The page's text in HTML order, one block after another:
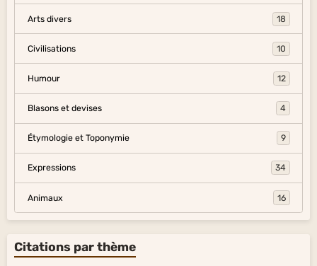
Arts divers 18
Civilisations 10
Humour 12
Blasons et devises 4
Étymologie et Toponymie 9
Expressions 34
Animaux 16
Citations par thème